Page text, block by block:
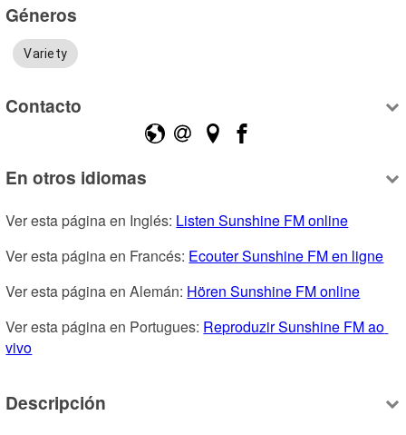
Géneros
Variety
Contacto
En otros idiomas
Ver esta página en Inglés: Listen Sunshine FM online
Ver esta página en Francés: Ecouter Sunshine FM en ligne
Ver esta página en Alemán: Hören Sunshine FM online
Ver esta página en Portugues: Reproduzir Sunshine FM ao
vivo
Descripción